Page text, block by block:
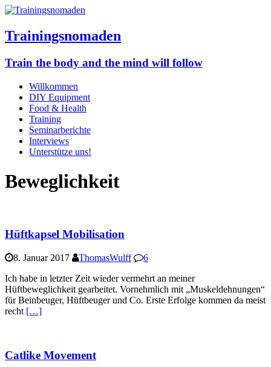
Trainingsnomaden
Train the body and the mind will follow
Willkommen
DIY Equipment
Food & Health
Training
Seminarberichte
Interviews
Unterstütze uns!
Beweglichkeit
Hüftkapsel Mobilisation
8. Januar 2017 ThomasWulff
6
Ich habe in letzter Zeit wieder vermehrt an meiner
Hüftbeweglichkeit gearbeitet. Vornehmlich mit „Muskeldehnungen“
für Beinbeuger, Hüftbeuger und Co. Erste Erfolge kommen da meist
recht […]
Catlike Movement